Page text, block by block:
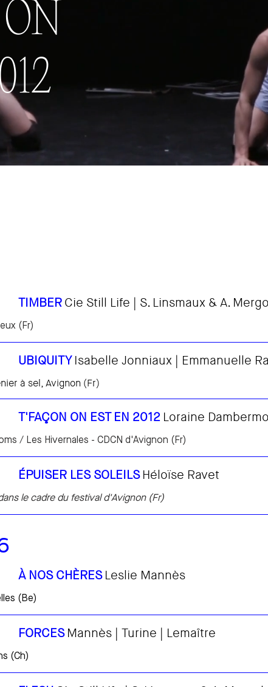
ON
TIMBER Cie Still Life | S. Linsmaux & A.
(Fr)
UBIQUITY Isabelle Jonniaux | Emmanuelle
à sel,Avignon (Fr)
T'FAÇON ON EST EN 2012 Loraine
/ Les Hivernales - CDCN d'Avignon (Fr)
ÉPUISER LES SOLEILS Héloïse Ravet
le cadre du festival d'Avignon (Fr)
À NOS CHÈRES Leslie Mannès
(Be)
FORCES Mannès | Turine | Lemaître
(Ch)